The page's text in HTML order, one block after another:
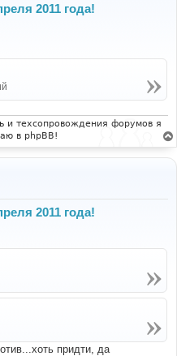
2011 года!
и техсопровождения форумов я
в phpBB!
2011 года!
придти, да